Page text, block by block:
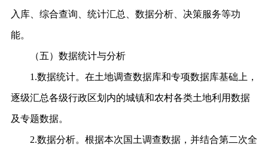
入库、综合查询、统计汇总、数据分析、决策服务等功
能。
（五）数据统计与分析
1.数据统计。 在土地调查数据库和专项数据库基础上，
逐级汇总各级行政区划内的城镇和农村各类土地利用数据
及专题数据。
2.数据分析。 根据本次国土调查数据，并结合第二次全